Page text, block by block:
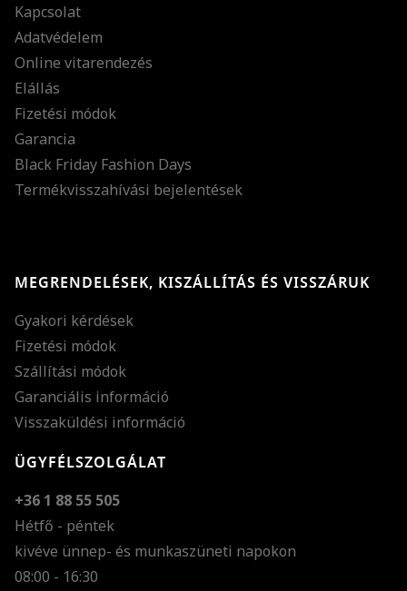
Kapcsolat
Adatvédelem
Online vitarendezés
Elállás
Fizetési módok
Garancia
Black Friday Fashion Days
Termékvisszahívási bejelentések
MEGRENDELÉSEK, KISZÁLLÍTÁS ÉS VISSZÁRUK
Gyakori kérdések
Fizetési módok
Szállítási módok
Garanciális információ
Visszaküldési információ
ÜGYFÉLSZOLGÁLAT
+36 1 88 55 505
Hétfő - péntek
kivéve ünnep- és munkaszüneti napokon
08:00 - 16:30